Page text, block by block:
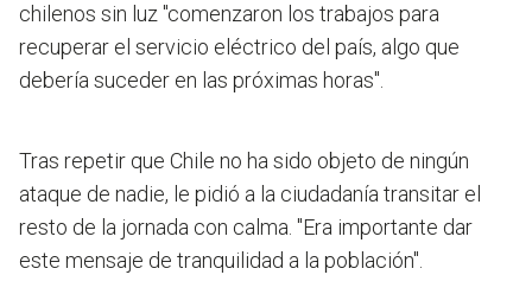
chilenos sin luz "comenzaron los trabajos para
recuperar el servicio eléctrico del país, algo que
debería suceder en las próximas horas".
Tras repetir que Chile no ha sido objeto de ningún
ataque de nadie, le pidió a la ciudadanía transitar el
resto de la jornada con calma. "Era importante dar
este mensaje de tranquilidad a la población".